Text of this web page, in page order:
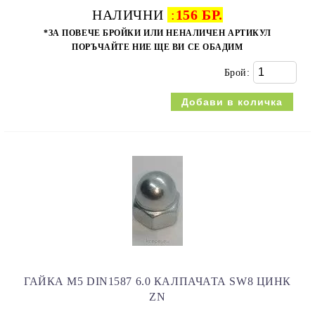
НАЛИЧНИ :156 БР.
*ЗА ПОВЕЧЕ БРОЙКИ ИЛИ НЕНАЛИЧЕН АРТИКУЛ
ПОРЪЧАЙТЕ НИЕ ЩЕ ВИ СЕ ОБАДИМ
Брой:
ГАЙКА M5 DIN1587 6.0 КАЛПАЧАТА SW8 ЦИНК
ZN